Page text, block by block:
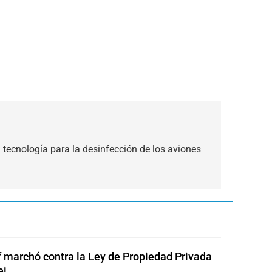
para la desinfección de los aviones
contra la Ley de Propiedad Privada